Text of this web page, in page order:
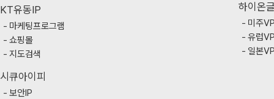
KT유동IP
마케팅프로그램
쇼핑몰
지도검색
시큐아이피
보안IP
하이온
미주
유럽
일본